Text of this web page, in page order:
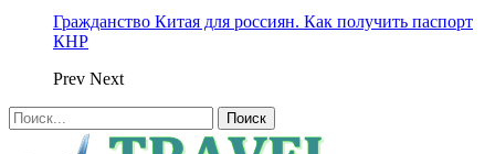
Гражданство Китая для россиян. Как получить паспорт
КНР
Prev Next